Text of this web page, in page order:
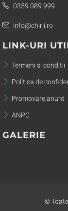
0359 089 999
info@chirii.ro
LINK-URI
Termeni si conditii
Politica de
Promovare anunt
ANPC
GALERIE
©